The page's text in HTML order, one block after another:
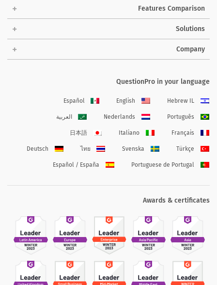
Features Comparison
Solutions
Company
QuestionPro in your language
Hebrew IL
English
Español
Português
Nederlands العربية
Français
Italiano
日本語
Türkçe
Svenska
ไทย
Deutsch
Portuguese de Portugal
Español / España
Awards & certificates